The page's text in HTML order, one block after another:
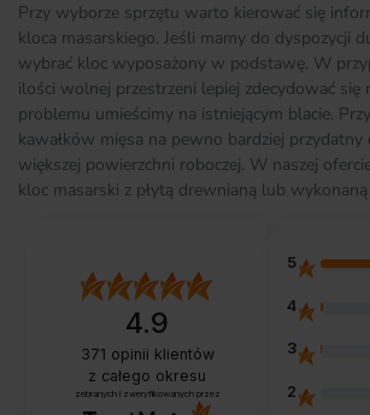
Przy wyborze sprzętu warto kierować się
kloca masarskiego. Jeśli mamy do dyspozycji
wybrać kloc wyposażony w podstawę. W
ilości wolnej przestrzeni lepiej zdecydować się
problemu umieścimy na istniejącym blacie.
kawałków mięsa na pewno bardziej przydatny
większej powierzchni roboczej. W naszej
kloc masarski z płytą drewnianą lub
4.9
371 opinii klientów
z całego okresu
zebranych i zweryfikowanych przez
5
4
3
2